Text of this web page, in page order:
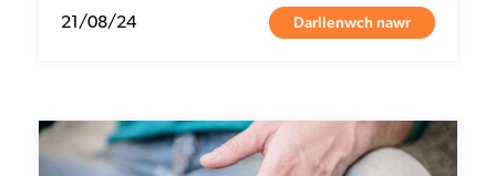
21/08/24 Darllenwch nawr